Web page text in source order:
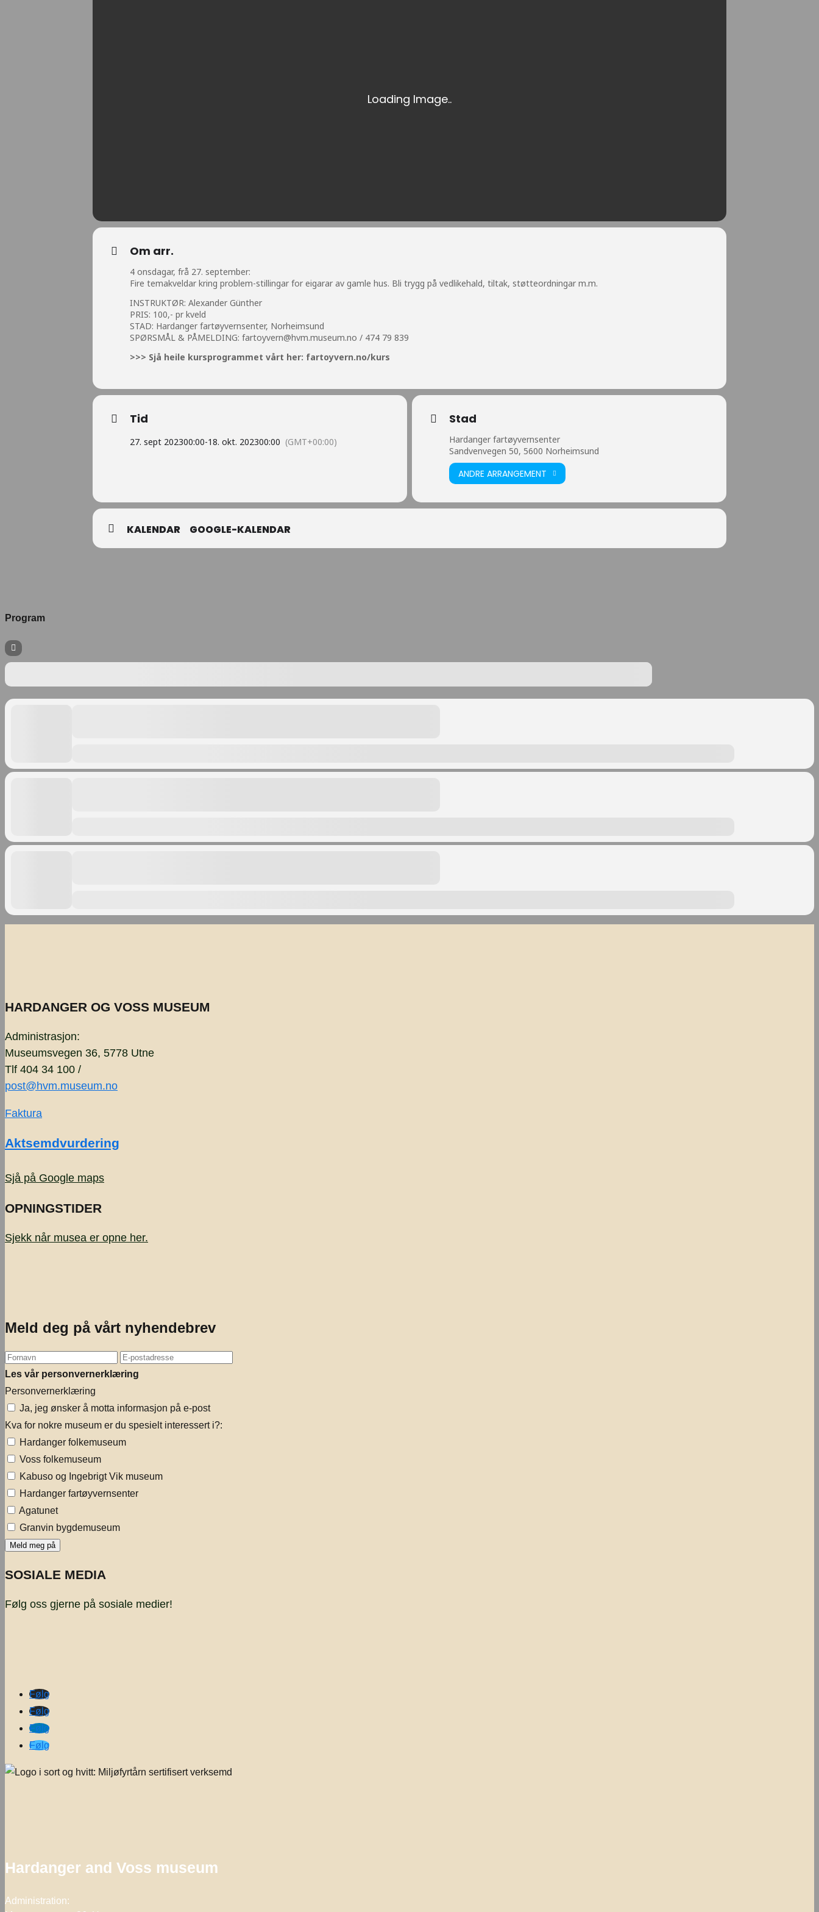
Om arr.
4 onsdagar, frå 27. september:
Fire temakveldar kring problem-stillingar for eigarar av gamle hus. Bli trygg på vedlikehald, tiltak, støtteordningar m.m.
INSTRUKTØR: Alexander Günther
PRIS: 100,- pr kveld
STAD: Hardanger fartøyvernsenter, Norheimsund
SPØRSMÅL & PÅMELDING: fartoyvern@hvm.museum.no / 474 79 839
>>> Sjå heile kursprogrammet vårt her: fartoyvern.no/kurs
Tid
27. sept 202300:00-18. okt. 202300:00 (GMT+00:00)
Stad
Hardanger fartøyvernsenter
Sandvenvegen 50, 5600 Norheimsund
ANDRE ARRANGEMENT
KALENDAR GOOGLE-KALENDAR
Program
HARDANGER OG VOSS MUSEUM
Administrasjon:
Museumsvegen 36, 5778 Utne
Tlf 404 34 100 /
post@hvm.museum.no
Faktura
Aktsemdvurdering
Sjå på Google maps
OPNINGSTIDER
Sjekk når musea er opne her.
Meld deg på vårt nyhendebrev
Les vår personvernerklæring
Personvernerklæring
Ja, jeg ønsker å motta informasjon på e-post
Kva for nokre museum er du spesielt interessert i?:
Hardanger folkemuseum
Voss folkemuseum
Kabuso og Ingebrigt Vik museum
Hardanger fartøyvernsenter
Agatunet
Granvin bygdemuseum
SOSIALE MEDIA
Følg oss gjerne på sosiale medier!
Følg
Følg
Følg
Følg
Hardanger and Voss museum
Administration: